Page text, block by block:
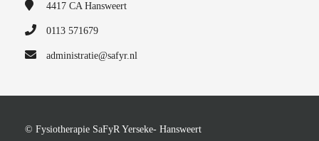
4417 CA Hansweert
0113 571679
administratie@safyr.nl
© Fysiotherapie SaFyR Yerseke- Hansweert